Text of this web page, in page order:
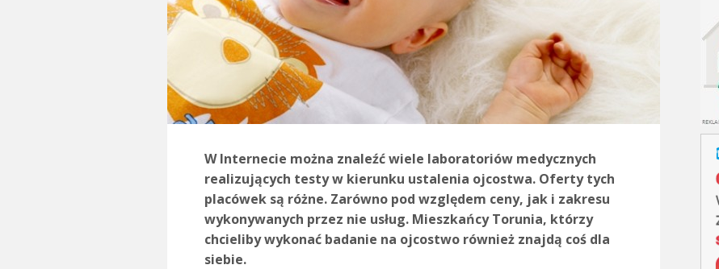
W Internecie można znaleźć wiele laboratoriów medycznych
realizujących testy w kierunku ustalenia ojcostwa. Oferty tych
placówek są różne. Zarówno pod względem ceny, jak i zakresu
wykonywanych przez nie usług. Mieszkańcy Torunia, którzy
chcieliby wykonać badanie na ojcostwo również znajdą coś dla
siebie.